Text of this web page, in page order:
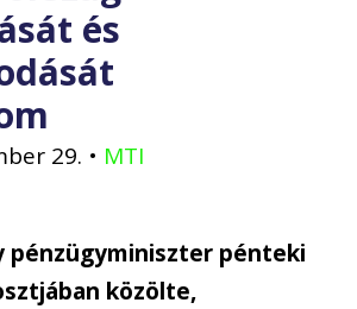
és
29. • MTI
pénzügyminiszter pénteki
közölte,